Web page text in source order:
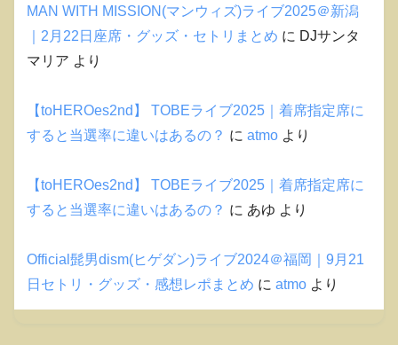
MAN WITH MISSION(マンウィズ)ライブ2025＠新潟
｜2月22日座席・グッズ・セトリまとめ に DJサンタ
マリア より
【toHEROes2nd】 TOBEライブ2025｜着席指定席に
すると当選率に違いはあるの？ に atmo より
【toHEROes2nd】 TOBEライブ2025｜着席指定席に
すると当選率に違いはあるの？ に あゆ より
Official髭男dism(ヒゲダン)ライブ2024＠福岡｜9月21
日セトリ・グッズ・感想レポまとめ に atmo より